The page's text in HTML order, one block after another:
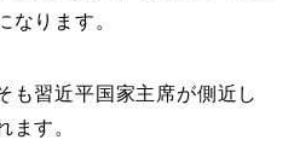
なります。
も習近平国家主席が側近し
ます。